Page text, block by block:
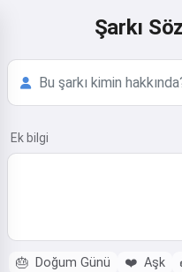
Şarkı
Ek bilgi
🎂 Doğum Günü ❤️ Aşk